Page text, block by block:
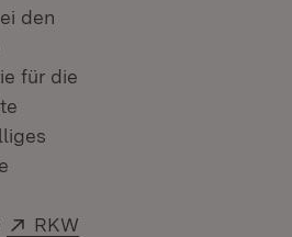
den
für die
Extern:
RKW